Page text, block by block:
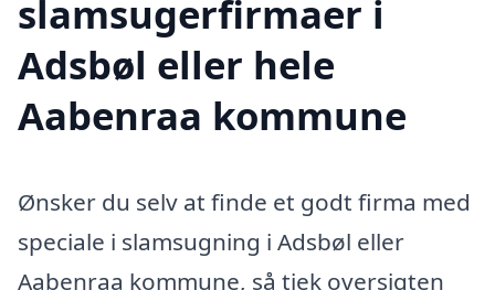
slamsugerfirmaer i
Adsbøl eller hele
Aabenraa kommune
Ønsker du selv at finde et godt firma med
speciale i slamsugning i Adsbøl eller
Aabenraa kommune, så tjek oversigten